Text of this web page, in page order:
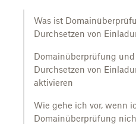
Was ist
Durchsetzen von
Domainüberprüfung und
Durchsetzen von
aktivieren
Wie gehe ich vor, wenn
Domainüberprüfung